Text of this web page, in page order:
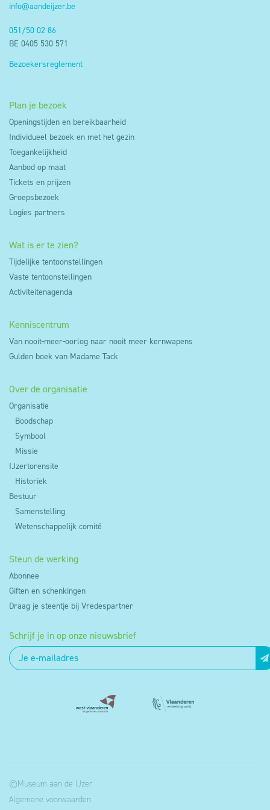
info@aandeijzer.be
051/50 02 86
BE 0405 530 571
Bezoekersreglement
Plan je bezoek
Openingstijden en bereikbaarheid
Individueel bezoek en met het gezin
Toegankelijkheid
Aanbod op maat
Tickets en prijzen
Groepsbezoek
Logies partners
Wat is er te zien?
Tijdelijke tentoonstellingen
Vaste tentoonstellingen
Activiteitenagenda
Kenniscentrum
Van nooit-meer-oorlog naar nooit meer kernwapens
Gulden boek van Madame Tack
Over de organisatie
Organisatie
Boodschap
Symbool
Missie
IJzertorensite
Historiek
Bestuur
Samenstelling
Wetenschappelijk comité
Steun de werking
Abonnee
Giften en schenkingen
Draag je steentje bij Vredespartner
Schrijf je in op onze nieuwsbrief
©Museum aan de IJzer
Algemene voorwaarden
voorafgaandelijk je toestemming gevraagd. Je kan
dus weigeren dat deze cookies op je toestel
worden geplaatst door je cookie instellingen aan te
passen via de cookie manager.